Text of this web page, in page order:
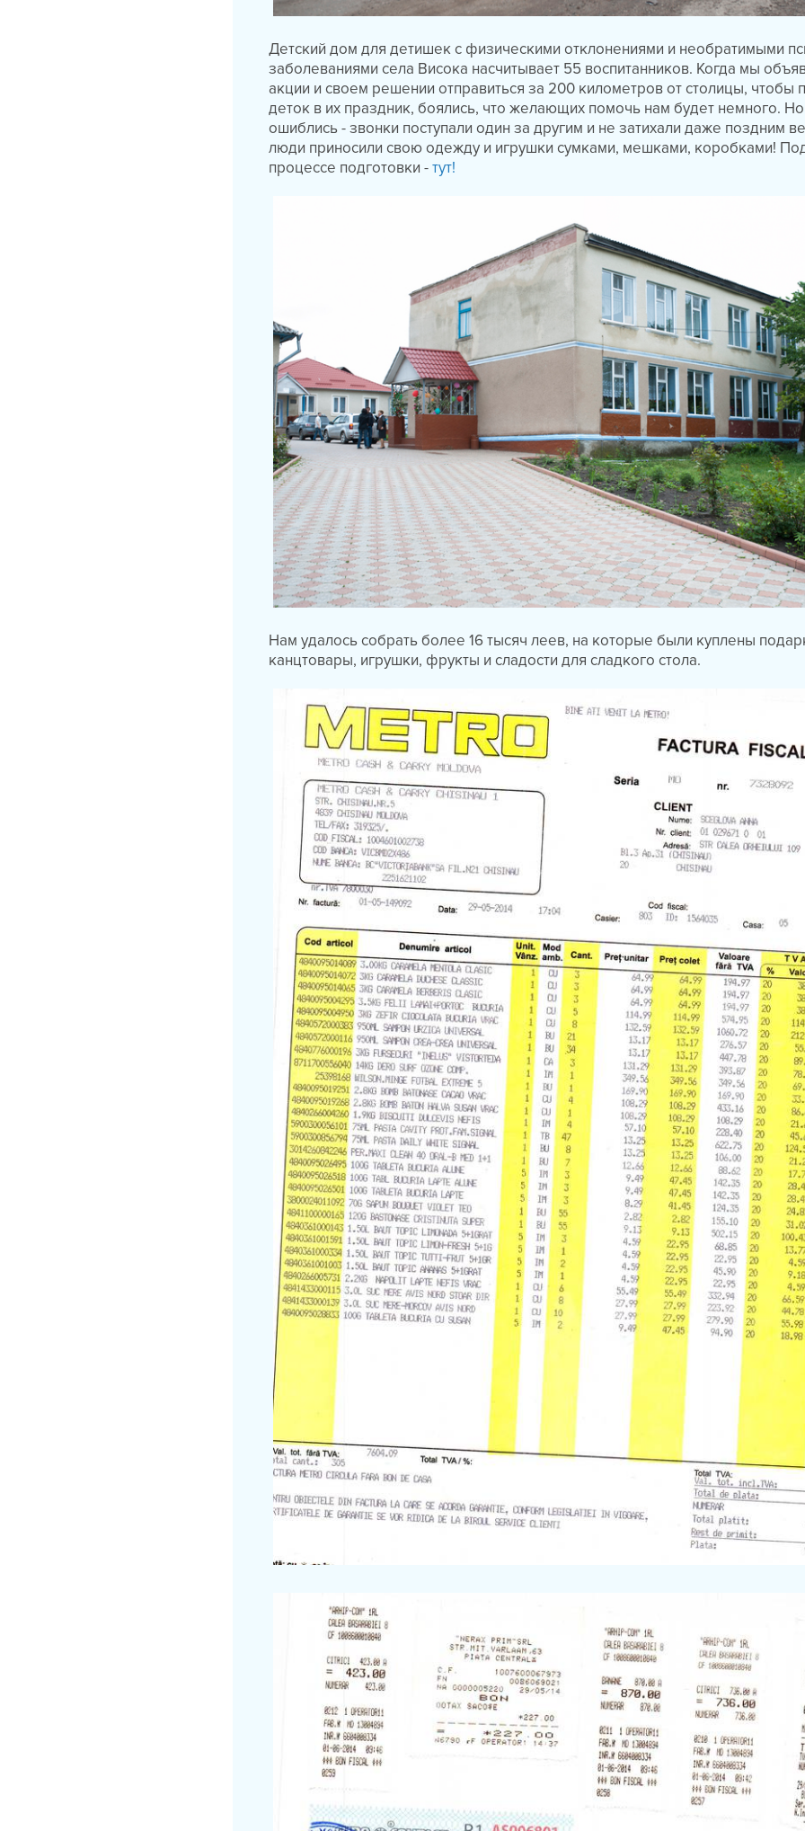
Детский дом для детишек с физическими отклонениями и необратимыми
заболеваниями села Висока насчитывает 55 воспитанников. Когда мы
акции и своем решении отправиться за 200 километров от столицы, чтобы
деток в их праздник, боялись, что желающих помочь нам будет немного.
ошиблись - звонки поступали один за другим и не затихали даже поздним
люди приносили свою одежду и игрушки сумками, мешками, коробками!
процессе подготовки -тут!
Нам удалось собрать более 16 тысяч леев, на которые были куплены
канцтовары, игрушки, фрукты и сладости для сладкого стола.